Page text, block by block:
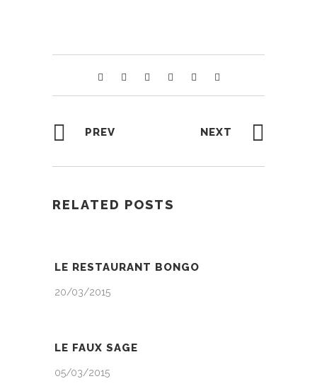
PREV NEXT
RELATED POSTS
LE RESTAURANT BONGO
20/03/2015
LE FAUX SAGE
05/03/2015